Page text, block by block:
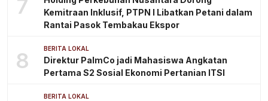
7
Kemitraan Inklusif, PTPN I Libatkan Petani dalam
Rantai Pasok Tembakau Ekspor
8 BERITA LOKAL
Direktur PalmCo jadi Mahasiswa Angkatan
Pertama S2 Sosial Ekonomi Pertanian ITSI
BERITA LOKAL